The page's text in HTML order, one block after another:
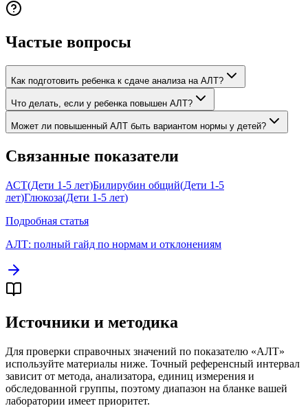
Частые вопросы
Как подготовить ребенка к сдаче анализа на АЛТ?
Что делать, если у ребенка повышен АЛТ?
Может ли повышенный АЛТ быть вариантом нормы у детей?
Связанные показатели
АСТ(Дети 1-5 лет)Билирубин общий(Дети 1-5
лет)Глюкоза(Дети 1-5 лет)
Подробная статья
АЛТ: полный гайд по нормам и отклонениям
Источники и методика
Для проверки справочных значений по показателю «АЛТ»
используйте материалы ниже. Точный референсный интервал
зависит от метода, анализатора, единиц измерения и
обследованной группы, поэтому диапазон на бланке вашей
лаборатории имеет приоритет.